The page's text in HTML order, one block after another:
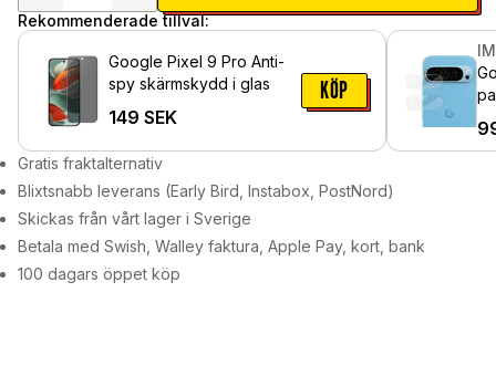
Rekommenderade tillval:
Google Pixel 9 Pro Anti-
spy skärmskydd i glas
149 SEK
KÖP
Gratis fraktalternativ
Blixtsnabb leverans (Early Bird, Instabox, PostNord)
Skickas från vårt lager i Sverige
Betala med Swish, Walley faktura, Apple Pay, kort, bank
100 dagars öppet köp